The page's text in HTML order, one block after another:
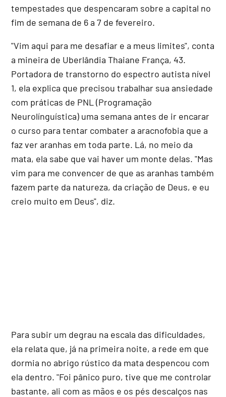
tempestades que despencaram sobre a capital no
fim de semana de 6 a 7 de fevereiro.
"Vim aqui para me desafiar e a meus limites", conta
a mineira de Uberlândia Thaiane França, 43.
Portadora de transtorno do espectro autista nível
1, ela explica que precisou trabalhar sua ansiedade
com práticas de PNL (Programação
Neurolínguística) uma semana antes de ir encarar
o curso para tentar combater a aracnofobia que a
faz ver aranhas em toda parte. Lá, no meio da
mata, ela sabe que vai haver um monte delas. "Mas
vim para me convencer de que as aranhas também
fazem parte da natureza, da criação de Deus, e eu
creio muito em Deus", diz.
Para subir um degrau na escala das dificuldades,
ela relata que, já na primeira noite, a rede em que
dormia no abrigo rústico da mata despencou com
ela dentro. "Foi pânico puro, tive que me controlar
bastante, ali com as mãos e os pés descalços nas